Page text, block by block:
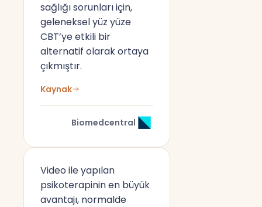
sağlığı sorunları için,
geleneksel yüz yüze
CBT’ye etkili bir
alternatif olarak ortaya
çıkmıştır.
Kaynak
Biomedcentral
Video ile yapılan
psikoterapinin en büyük
avantajı, normalde